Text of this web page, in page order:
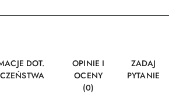
DOT.
OPINIE I
OCENY
(0)
ZADAJ
PYTANIE